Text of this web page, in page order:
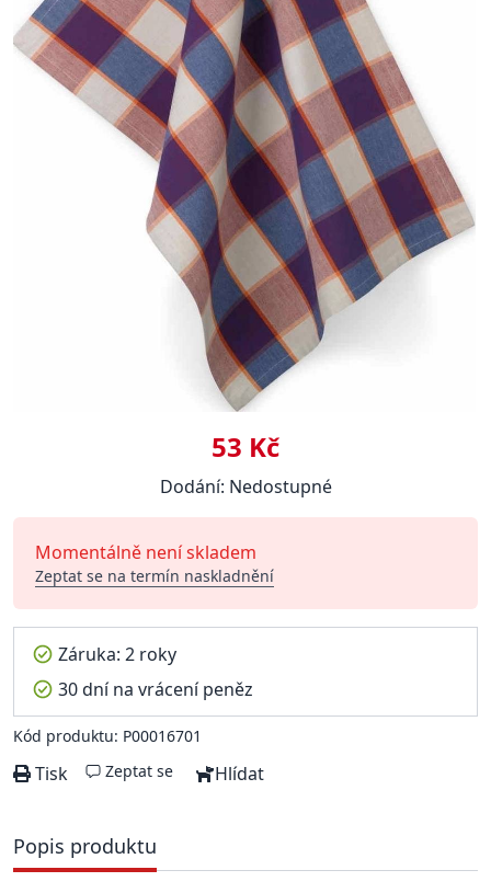
53 Kč
Dodání: Nedostupné
Momentálně není skladem
Zeptat se na termín naskladnění
Záruka: 2 roky
30 dní na vrácení peněz
Kód produktu: P00016701
Tisk Zeptat se Hlídat
Popis produktu